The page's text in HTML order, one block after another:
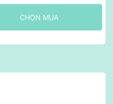
CHỌN MUA